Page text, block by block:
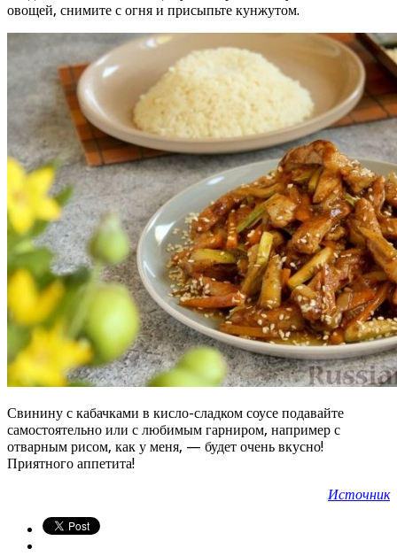
овощей, снимите с огня и присыпьте кунжутом.
Свинину с кабачками в кисло-сладком соусе подавайте
самостоятельно или с любимым гарниром, например с
отварным рисом, как у меня, — будет очень вкусно!
Приятного аппетита!
Источник